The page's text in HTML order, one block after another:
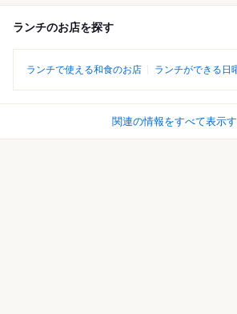
ランチのお店を探す
ランチで使える和食のお店 ランチができる日
関連の情報をすべて表示